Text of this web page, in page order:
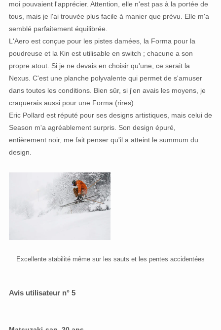
moi pouvaient l'apprécier. Attention, elle n'est pas à la portée de
tous, mais je l'ai trouvée plus facile à manier que prévu. Elle m'a
semblé parfaitement équilibrée.
L'Aero est conçue pour les pistes damées, la Forma pour la
poudreuse et la Kin est utilisable en switch ; chacune a son
propre atout. Si je ne devais en choisir qu'une, ce serait la
Nexus. C'est une planche polyvalente qui permet de s'amuser
dans toutes les conditions. Bien sûr, si j'en avais les moyens, je
craquerais aussi pour une Forma (rires).
Eric Pollard est réputé pour ses designs artistiques, mais celui de
Season m'a agréablement surpris. Son design épuré,
entièrement noir, me fait penser qu'il a atteint le summum du
design.
Excellente stabilité même sur les sauts et les pentes accidentées
Avis utilisateur n° 5